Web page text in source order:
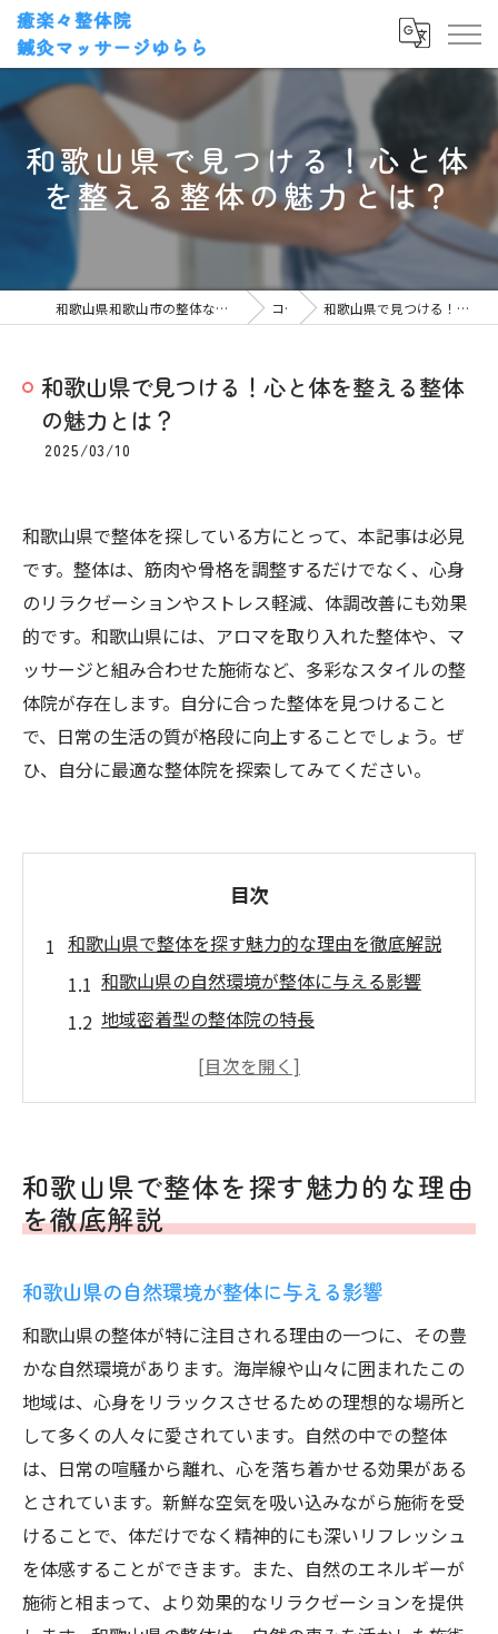
和歌山県で見つける！心と体
を整える整体の魅力とは？
和歌山県和歌山市の整体なら癒楽々整体院・鍼灸マッサージゆらら コラム 和歌山県で見つける！心と体を整える整体の魅力とは？
和歌山県で見つける！心と体を整える整体
の魅力とは？
2025/03/10
和歌山県で整体を探している方にとって、本記事は必見
です。整体は、筋肉や骨格を調整するだけでなく、心身
のリラクゼーションやストレス軽減、体調改善にも効果
的です。和歌山県には、アロマを取り入れた整体や、マ
ッサージと組み合わせた施術など、多彩なスタイルの整
体院が存在します。自分に合った整体を見つけること
で、日常の生活の質が格段に向上することでしょう。ぜ
ひ、自分に最適な整体院を探索してみてください。
目次
和歌山県で整体を探す魅力的な理由を徹底解説
和歌山県の自然環境が整体に与える影響
地域密着型の整体院の特長
和歌山県ならではの整体技術の紹介
和歌山県の整体で心身をリフレッシュする
方法
心と体を癒す和歌山県の整体院最新事情
最新の整体技術とその効果
整体院で行われる健康相談とアフターケア
整体とともに利用したい和歌山の健康施設
整体師の声から学ぶ、効果的な整体の選び
方
和歌山県で導入されている整体の新しいス
タイル
整体で日常を変える！和歌山県のおすすめスポ
ット
和歌山県で整体を探す魅力的な理由
を徹底解説
和歌山県の自然環境が整体に与える影響
和歌山県の整体が特に注目される理由の一つに、その豊
かな自然環境があります。海岸線や山々に囲まれたこの
地域は、心身をリラックスさせるための理想的な場所と
して多くの人々に愛されています。自然の中での整体
は、日常の喧騒から離れ、心を落ち着かせる効果がある
とされています。新鮮な空気を吸い込みながら施術を受
けることで、体だけでなく精神的にも深いリフレッシュ
を体感することができます。また、自然のエネルギーが
施術と相まって、より効果的なリラクゼーションを提供